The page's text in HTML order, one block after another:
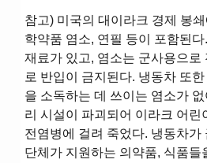
참고) 미국의 대이라크 경제 봉
학약품 염소, 연필 등이 포함된
재료가 있고, 염소는 군사용으로
로 반입이 금지된다. 냉동차 또
을 소독하는 데 쓰이는 염소가
리 시설이 파괴되어 이라크 어린
전염병에 걸려 죽었다. 냉동차가
단체가 지원하는 의약품, 식품들